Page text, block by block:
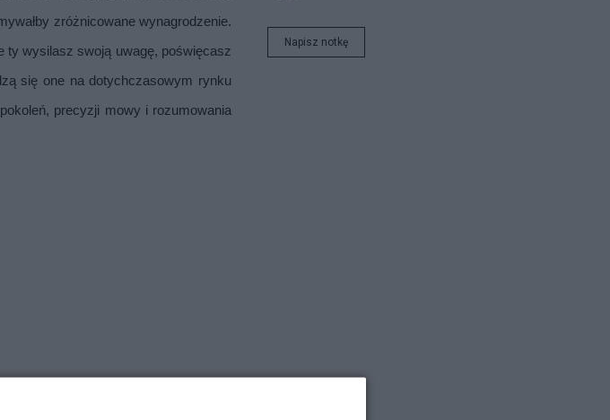
zróżnicowane wynagrodzenie.
ty wysilasz swoją uwagę, poświęcasz
się one na dotychczasowym rynku
precyzji mowy i rozumowania
Napisz notkę